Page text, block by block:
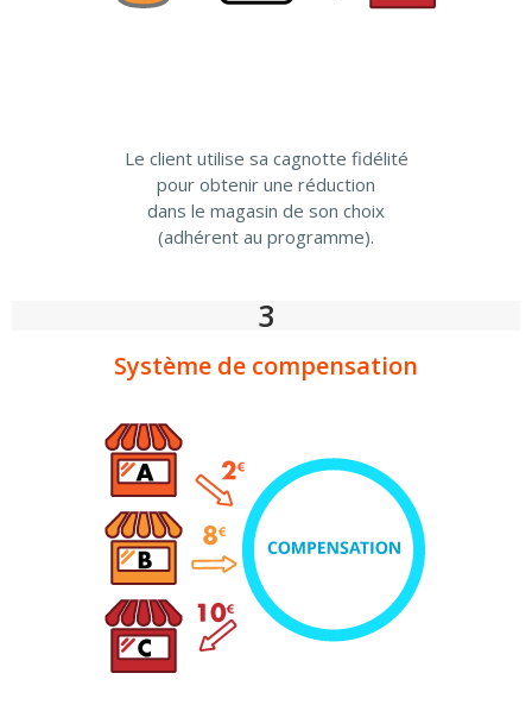
Le client utilise sa cagnotte fidélité
pour obtenir une réduction
dans le magasin de son choix
(adhérent au programme).
3
Système de compensation